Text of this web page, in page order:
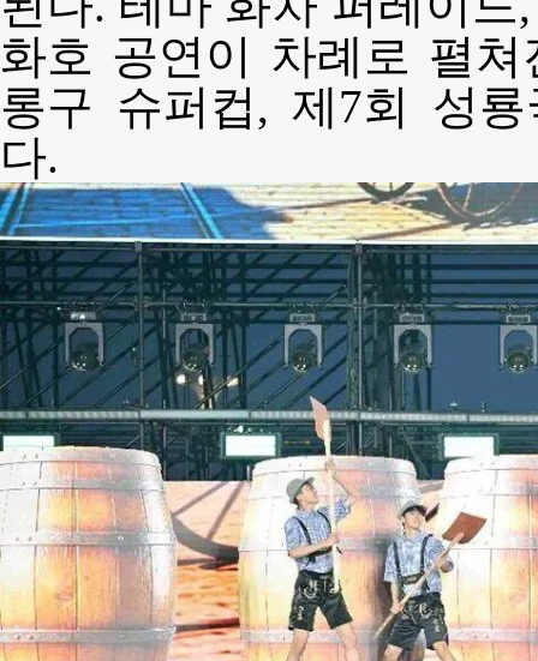
화호 공연이 차례로 펼
롱구 슈퍼컵, 제7회 성
다.